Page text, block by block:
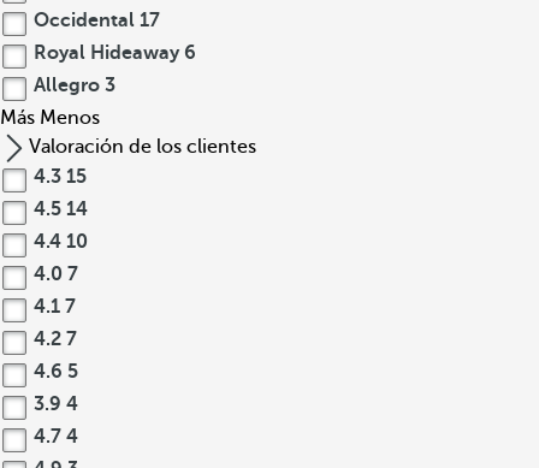
Occidental 17
Royal Hideaway 6
Allegro 3
Más Menos
Valoración de los clientes
4.3 15
4.5 14
4.4 10
4.0 7
4.1 7
4.2 7
4.6 5
3.9 4
4.7 4